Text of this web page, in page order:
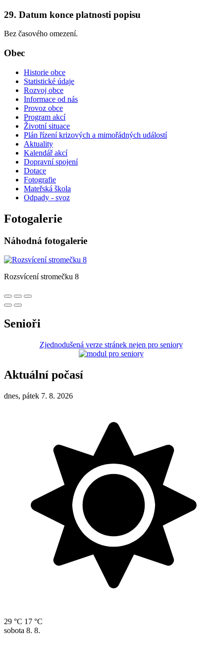
29. Datum konce platnosti popisu
Bez časového omezení.
Obec
Historie obce
Statistické údaje
Rozvoj obce
Informace od nás
Provoz obce
Program akcí
Životní situace
Plán řízení krizových a mimořádných událostí
Aktuality
Kalendář akcí
Dopravní spojení
Dotace
Fotografie
Mateřská škola
Odpady - svoz
Fotogalerie
Náhodná fotogalerie
Rozsvícení stromečku 8
Senioři
Zjednodušená verze stránek nejen pro seniory
Aktuální počasí
dnes, pátek 7. 8. 2026
29 °C 17 °C
sobota 8. 8.